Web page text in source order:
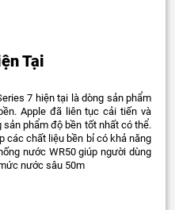
Tại
7 hiện tại là dòng sản phẩm
Apple đã liên tục cải tiến và
phẩm độ bền tốt nhất có thể.
các chất liệu bền bỉ có khả năng
nước WR50 giúp người dùng
nước sâu 50m